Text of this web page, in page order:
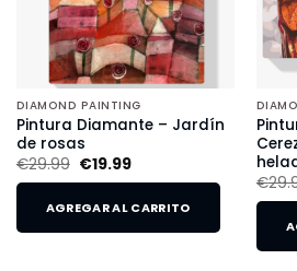
DIAMOND PAINTING
Pintura Diamante – Jardín
de rosas
€29.99 €19.99
AGREGAR AL CARRITO
€